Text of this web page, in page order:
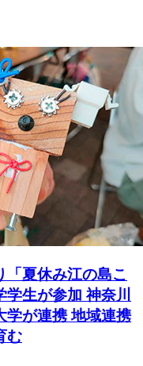
「夏休み江の島こ
生が参加 神奈川
学が連携 地域連携
む